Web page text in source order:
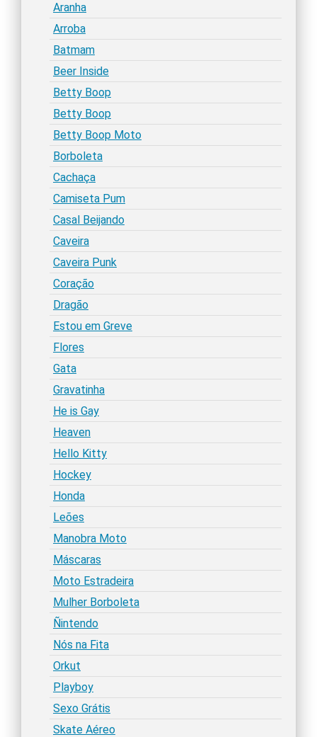
Aranha
Arroba
Batmam
Beer Inside
Betty Boop
Betty Boop
Betty Boop Moto
Borboleta
Cachaça
Camiseta Pum
Casal Beijando
Caveira
Caveira Punk
Coração
Dragão
Estou em Greve
Flores
Gata
Gravatinha
He is Gay
Heaven
Hello Kitty
Hockey
Honda
Leões
Manobra Moto
Máscaras
Moto Estradeira
Mulher Borboleta
Ñintendo
Nós na Fita
Orkut
Playboy
Sexo Grátis
Skate Aéreo